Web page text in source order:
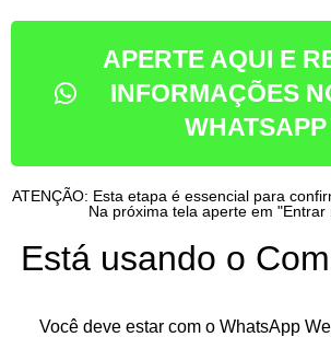
APERTE AQUI E
INFORMAÇÕES
WHATSAPP
ATENÇÃO: Esta etapa é essencial para
Na próxima tela aperte em "Entrar
Está usando o
Você deve estar com o WhatsApp